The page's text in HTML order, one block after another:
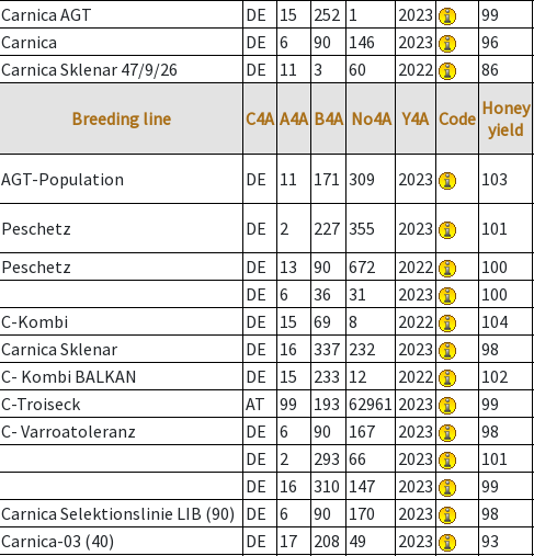
Carnica AGT DE 15 252 1 2023 99
Carnica DE 6 90 146 2023 96
Carnica Sklenar 47/9/26 DE 11 3 60 2022 86
Breeding line C4A A4A B4A No4A Y4A Code Honey
yield
AGT-Population DE 11 171 309 2023 103
Peschetz DE 2 227 355 2023 101
Peschetz DE 13 90 672 2022 100
DE 6 36 31 2023 100
C-Kombi DE 15 69 8 2022 104
Carnica Sklenar DE 16 337 232 2023 98
C- Kombi BALKAN DE 15 233 12 2022 102
C-Troiseck AT 99 193 62961 2023 99
C- Varroatoleranz DE 6 90 167 2023 98
DE 2 293 66 2023 101
DE 16 310 147 2023 99
Carnica Selektionslinie LIB (90) DE 6 90 170 2023 98
Carnica-03 (40) DE 17 208 49 2023 93